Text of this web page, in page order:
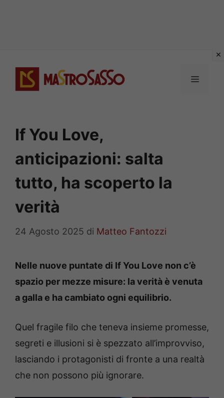
contenuto
MENU
If You Love,
anticipazioni: salta
tutto, ha scoperto la
verità
24 Agosto 2025 di Matteo Fantozzi
Nelle nuove puntate di If You Love non c’è
spazio per mezze misure: la verità è venuta
a galla e ha cambiato ogni equilibrio.
Quel fragile filo che teneva insieme promesse,
segreti e illusioni si è spezzato all’improvviso,
lasciando i protagonisti di fronte a una realtà
che non possono più ignorare.